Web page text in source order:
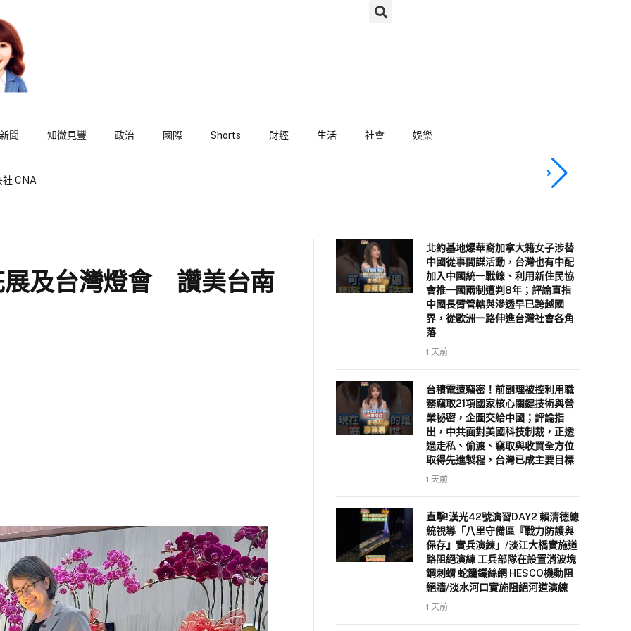
聞 知微見豐 政治 國際 Shorts 財經 生活 社會 娛樂
CNA
展及台灣燈會 讚美台南
北約基地爆華裔加拿大籍女子涉替
中國從事間諜活動，台灣也有中配
加入中國統一戰線、利用新住民協
會推一國兩制遭判8年；評論直指
中國長臂管轄與滲透早已跨越國
界，從歐洲一路伸進台灣社會各角
落
1 天前
台積電遭竊密！前副理被控利用職
務竊取21項國家核心關鍵技術與營
業秘密，企圖交給中國；評論指
出，中共面對美國科技制裁，正透
過走私、偷渡、竊取與收買全方位
取得先進製程，台灣已成主要目標
1 天前
直擊!漢光42號演習DAY2 賴清德總
統視導「八里守備區『戰力防護與
保存』實兵演練」/淡江大橋實施道
路阻絕演練 工兵部隊在設置消波塊
鋼刺蝟 蛇籠鐵絲網 HESCO機動阻
絕牆/淡水河口實施阻絕河道演練
1 天前